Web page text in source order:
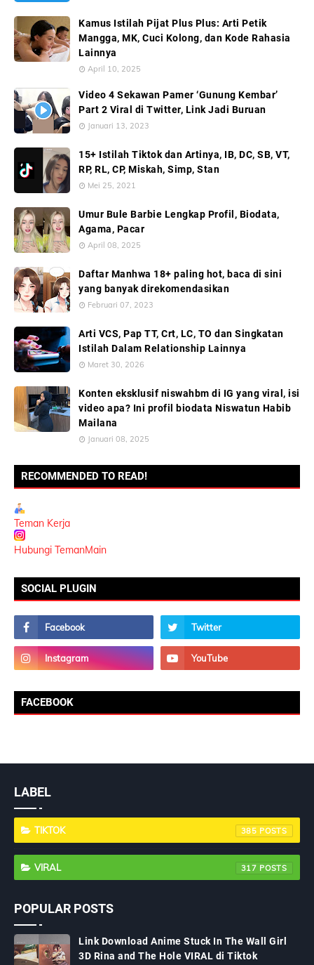
Kamus Istilah Pijat Plus Plus: Arti Petik
Mangga, MK, Cuci Kolong, dan Kode Rahasia
Lainnya
April 10, 2025
Video 4 Sekawan Pamer ‘Gunung Kembar’
Part 2 Viral di Twitter, Link Jadi Buruan
Januari 13, 2023
15+ Istilah Tiktok dan Artinya, IB, DC, SB, VT,
RP, RL, CP, Miskah, Simp, Stan
Mei 25, 2021
Umur Bule Barbie Lengkap Profil, Biodata,
Agama, Pacar
April 08, 2025
Daftar Manhwa 18+ paling hot, baca di sini
yang banyak direkomendasikan
Februari 07, 2023
Arti VCS, Pap TT, Crt, LC, TO dan Singkatan
Istilah Dalam Relationship Lainnya
Maret 30, 2026
Konten eksklusif niswahbm di IG yang viral, isi
video apa? Ini profil biodata Niswatun Habib
Mailana
Januari 08, 2025
RECOMMENDED TO READ!
Teman Kerja
Hubungi TemanMain
SOCIAL PLUGIN
FACEBOOK
LABEL
TIKTOK 385
VIRAL 317
POPULAR POSTS
Link Download Anime Stuck In The Wall Girl
3D Rina and The Hole VIRAL di Tiktok